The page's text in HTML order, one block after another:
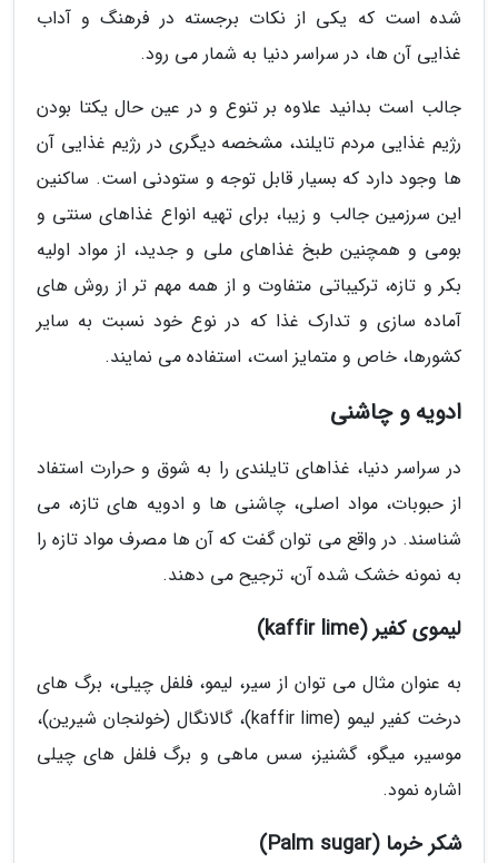
شده است که یکی از نکات برجسته در فرهنگ و آداب
غذایی آن ها، در سراسر دنیا به شمار می رود.
جالب است بدانید علاوه بر تنوع و در عین حال یکتا بودن
رژیم غذایی مردم تایلند، مشخصه دیگری در رژیم غذایی آن
ها وجود دارد که بسیار قابل توجه و ستودنی است. ساکنین
این سرزمین جالب و زیبا، برای تهیه انواع غذاهای سنتی و
بومی و همچنین طبخ غذاهای ملی و جدید، از مواد اولیه
بکر و تازه، ترکیباتی متفاوت و از همه مهم تر از روش های
آماده سازی و تدارک غذا که در نوع خود نسبت به سایر
کشورها، خاص و متمایز است، استفاده می نمایند.
ادویه و چاشنی
در سراسر دنیا، غذاهای تایلندی را به شوق و حرارت استفاد
از حبوبات، مواد اصلی، چاشنی ها و ادویه های تازه، می
شناسند. در واقع می توان گفت که آن ها مصرف مواد تازه را
به نمونه خشک شده آن، ترجیح می دهند.
لیموی کفیر (kaffir lime)
به عنوان مثال می توان از سیر، لیمو، فلفل چیلی، برگ های
درخت کفیر لیمو (kaffir lime)، گالانگال (خولنجان شیرین)،
موسیر، میگو، گشنیز، سس ماهی و برگ فلفل های چیلی
اشاره نمود.
شکر خرما (Palm sugar)